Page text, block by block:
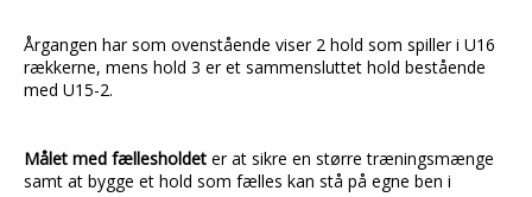
Årgangen har som ovenstående viser 2 hold som spiller i U16
rækkerne, mens hold 3 er et sammensluttet hold bestående
med U15-2.
Målet med fællesholdet er at sikre en større træningsmænge
samt at bygge et hold som fælles kan stå på egne ben i